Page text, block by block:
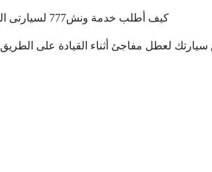
كيف أطلب خدمة ونش777 لسيارتى المتعطلة على الطريق؟
لعطل مفاجئ أثناء القيادة على الطريق